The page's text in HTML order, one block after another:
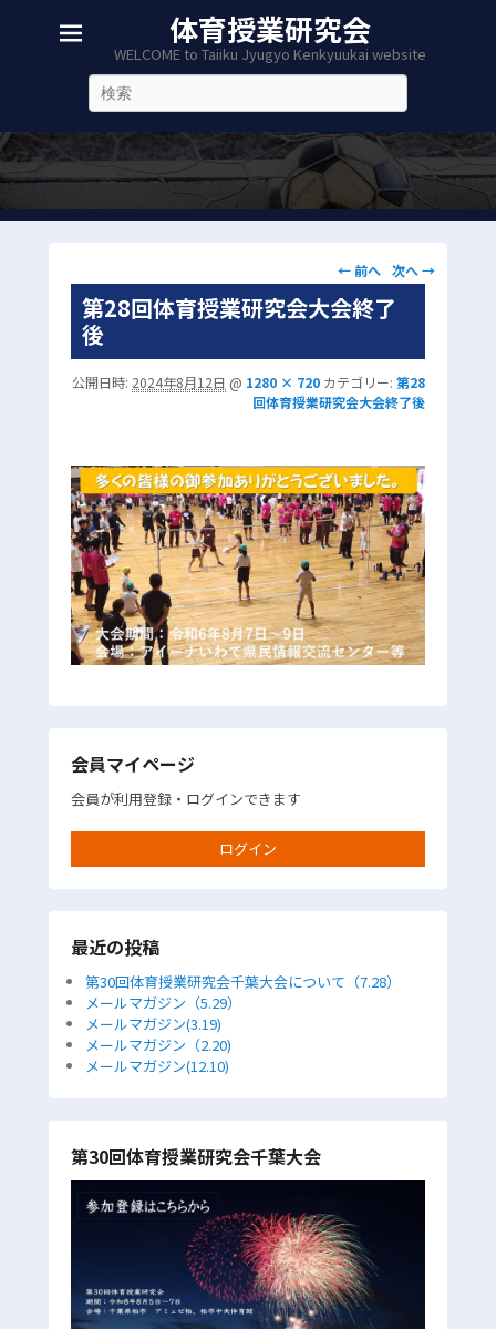
体育授業研究会
WELCOME to Taiiku Jyugyo Kenkyuukai website
索
画
ナ
ゲ
ー
シ
ン
← 前へ 次へ →
第28回体育授業研究会大会終了
後
公開日時: 2024年8月12日 @ 1280 × 720 カテゴリー: 第28
回体育授業研究会大会終了後
会員マイページ
会員が利用登録・ログインできます
ログイン
最近の投稿
第30回体育授業研究会千葉大会について（7.28）
メールマガジン（5.29）
メールマガジン(3.19)
メールマガジン（2.20)
メールマガジン(12.10)
第30回体育授業研究会千葉大会